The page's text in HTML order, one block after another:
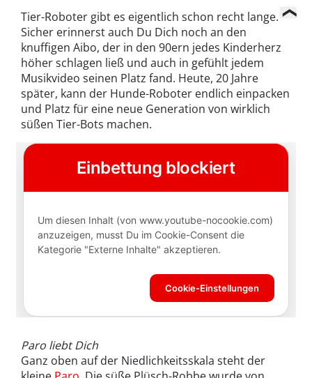
Tier-Roboter gibt es eigentlich schon recht lange.
Sicher erinnerst auch Du Dich noch an den
knuffigen Aibo, der in den 90ern jedes Kinderherz
höher schlagen ließ und auch in gefühlt jedem
Musikvideo seinen Platz fand. Heute, 20 Jahre
später, kann der Hunde-Roboter endlich einpacken
und Platz für eine neue Generation von wirklich
süßen Tier-Bots machen.
Paro liebt Dich
Ganz oben auf der Niedlichkeitsskala steht der